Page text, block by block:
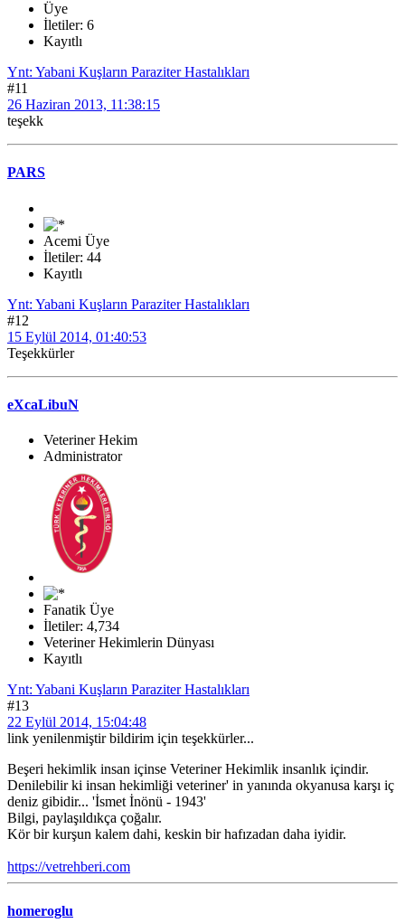
Üye
İletiler: 6
Kayıtlı
Ynt: Yabani Kuşların Paraziter Hastalıkları
#11
26 Haziran 2013, 11:38:15
teşekk
PARS
Acemi Üye
İletiler: 44
Kayıtlı
Ynt: Yabani Kuşların Paraziter Hastalıkları
#12
15 Eylül 2014, 01:40:53
Teşekkürler
eXcaLibuN
Veteriner Hekim
Administrator
Fanatik Üye
İletiler: 4,734
Veteriner Hekimlerin Dünyası
Kayıtlı
Ynt: Yabani Kuşların Paraziter Hastalıkları
#13
22 Eylül 2014, 15:04:48
link yenilenmiştir bildirim için teşekkürler...
Beşeri hekimlik insan içinse Veteriner Hekimlik insanlık içindir.
Denilebilir ki insan hekimliği veteriner' in yanında okyanusa karşı iç
deniz gibidir... 'İsmet İnönü - 1943'
Bilgi, paylaşıldıkça çoğalır.
Kör bir kurşun kalem dahi, keskin bir hafızadan daha iyidir.
https://vetrehberi.com
homeroglu